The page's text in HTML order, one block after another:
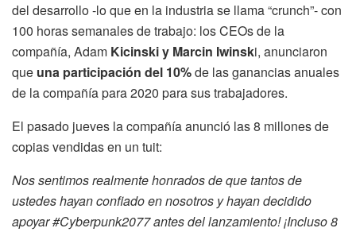
del desarrollo -lo que en la industria se llama “crunch”- con
100 horas semanales de trabajo: los CEOs de la
compañía, Adam Kicinski y Marcin Iwinski, anunciaron
que una participación del 10%de las ganancias anuales
de la compañía para 2020 para sus trabajadores.
El pasado jueves la compañía anunció las 8 millones de
copias vendidas en un tuit:
Nos sentimos realmente honrados de que tantos de
ustedes hayan confiado en nosotros y hayan decidido
apoyar #Cyberpunk2077 antes del lanzamiento! ¡Incluso 8